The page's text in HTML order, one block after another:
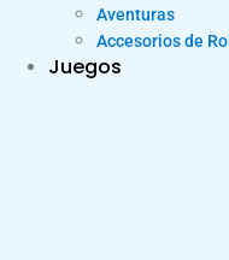
Aventuras
Accesorios de Rol
Juegos